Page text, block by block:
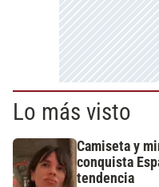
Lo más visto
Camiseta y
conquista
tendencia